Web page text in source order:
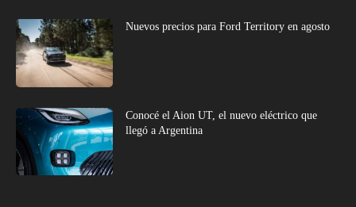
Nuevos precios para Ford Territory en agosto
Conocé el Aion UT, el nuevo eléctrico que
llegó a Argentina